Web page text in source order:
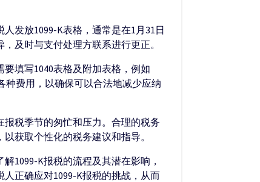
发放1099-K表格，通常是在1月31日
及时与支付处理方联系进行更正。
填写1040表格及附加表格，例如
种费用，以确保可以合法地减少应纳
税季节的匆忙和压力。合理的税务
获取个性化的税务建议和指导。
1099-K报税的流程及其潜在影响，
正确应对1099-K报税的挑战，从而